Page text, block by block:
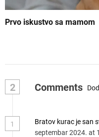
Prvo iskustvo sa mamom
2 Comments
1 Bratov kurac je san
septembar 2024. at